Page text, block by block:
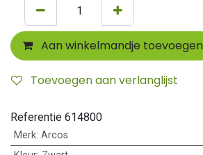
Aan winkelmandje toevoegen
Toevoegen aan verlanglijst
Referentie 614800
Merk: Arcos